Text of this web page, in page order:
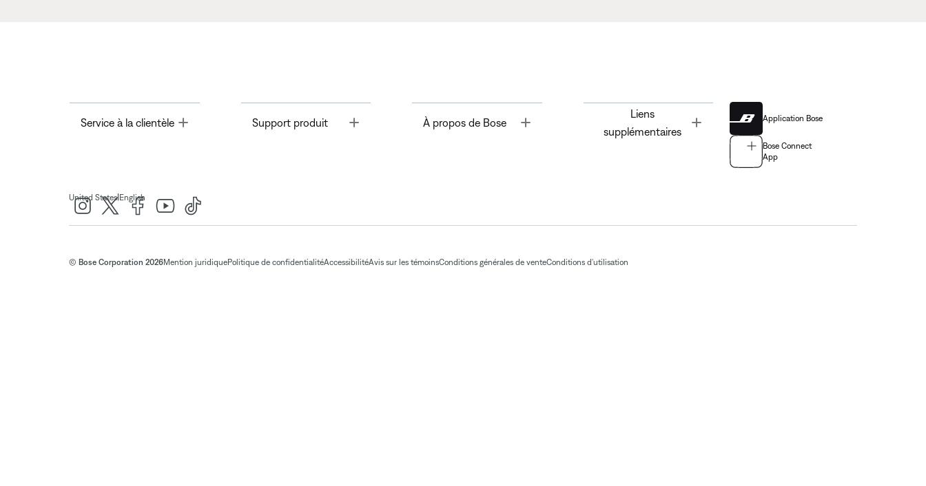
Service à la clientèle Toggle Support produit À propos de Bose Toggle
Liens
supplémentaires
Application Bose
Bose Connect
App
United States| English
© Bose Corporation 2026Mention juridiquePolitique de confidentialitéAccessibilitéAvis sur les témoinsConditions générales de venteConditions d'utilisation